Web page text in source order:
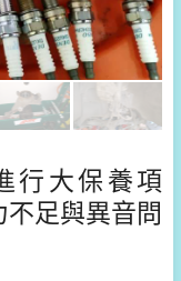
行大保養項
足與異音問